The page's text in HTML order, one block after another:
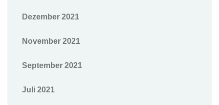
Dezember 2021
November 2021
September 2021
Juli 2021